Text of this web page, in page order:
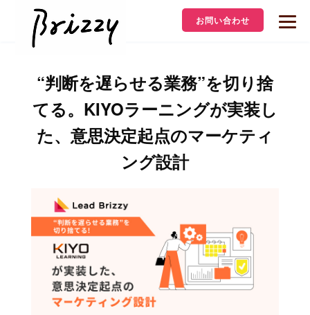
お問い合わせ
“判断を遅らせる業務”を切り捨
てる。KIYOラーニングが実装し
た、意思決定起点のマーケティ
ング設計